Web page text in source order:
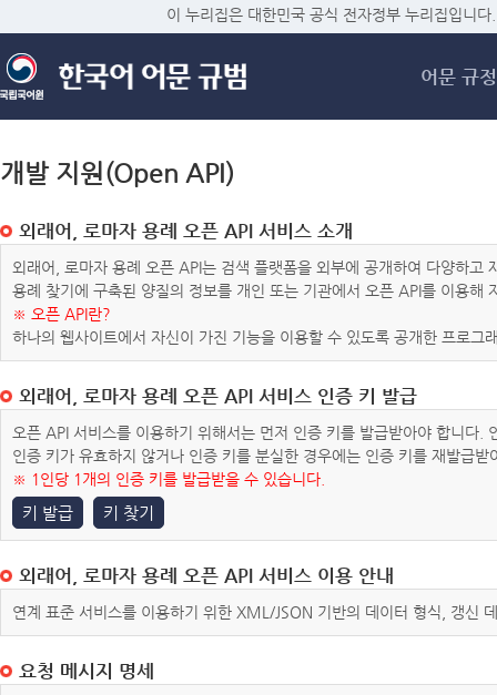
메
이 누리집은 대한민국 공식 전자정부 누리집입니다.
어문 규정
개발 지원(Open API)
외래어, 로마자 용례 오픈 API 서비스 소개
외래어, 로마자 용례 오픈 API는 검색 플랫폼을 외부에 공개하여 다양하
용례 찾기에 구축된 양질의 정보를 개인 또는 기관에서 오픈 API를 이용해
※ 오픈 API란?
하나의 웹사이트에서 자신이 가진 기능을 이용할 수 있도록 공개한 프로그
외래어, 로마자 용례 오픈 API 서비스 인증 키 발급
오픈 API 서비스를 이용하기 위해서는 먼저 인증 키를 발급받아야 합니다
인증 키가 유효하지 않거나 인증 키를 분실한 경우에는 인증 키를 재발급받
※ 1인당 1개의 인증 키를 발급받을 수 있습니다.
키 발급 키 찾기
외래어, 로마자 용례 오픈 API 서비스 이용 안내
연계 표준 서비스를 이용하기 위한 XML/JSON 기반의 데이터 형식, 갱신
요청 메시지 명세